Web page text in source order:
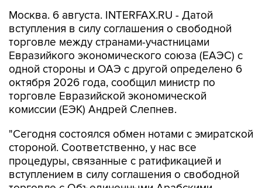
Москва. 6 августа. INTERFAX.RU - Датой
вступления в силу соглашения о свободной
торговле между странами-участницами
Евразийкого экономического союза (ЕАЭС) с
одной стороны и ОАЭ с другой определено 6
октября 2026 года, сообщил министр по
торговле Евразийской экономической
комиссии (ЕЭК) Андрей Слепнев.
"Сегодня состоялся обмен нотами с эмиратской
стороной. Соответственно, у нас все
процедуры, связанные с ратификацией и
вступлением в силу соглашения о свободной